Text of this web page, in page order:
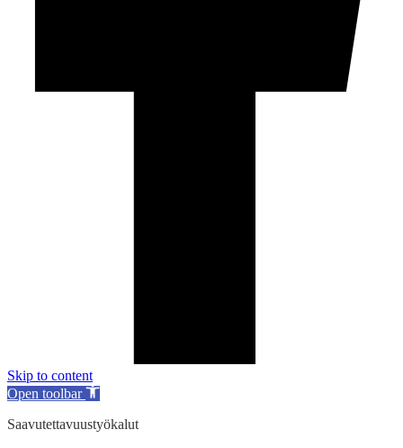
Skip to content
Open toolbar
Saavutettavuustyökalut